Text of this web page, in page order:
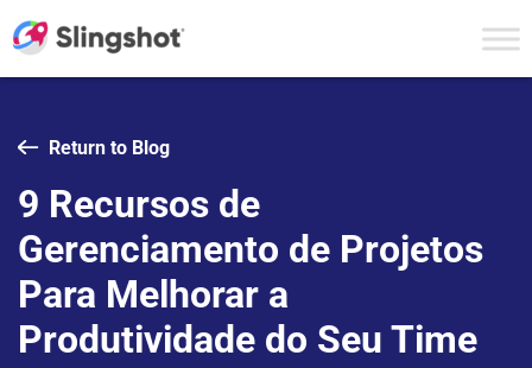
Return to Blog
9 Recursos de
Gerenciamento de Projetos
Para Melhorar a
Produtividade do Seu Time